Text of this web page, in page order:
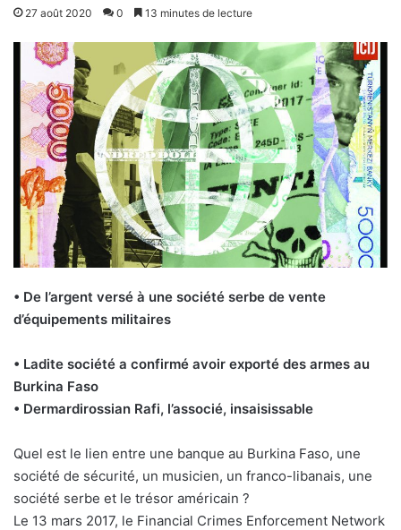
27 août 2020 0 13 minutes de lecture
• De l’argent versé à une société serbe de vente
d’équipements militaires
• Ladite société a confirmé avoir exporté des armes au
Burkina Faso
• Dermardirossian Rafi, l’associé, insaisissable
Quel est le lien entre une banque au Burkina Faso, une
société de sécurité, un musicien, un franco-libanais, une
société serbe et le trésor américain ?
Le 13 mars 2017, le Financial Crimes Enforcement Network